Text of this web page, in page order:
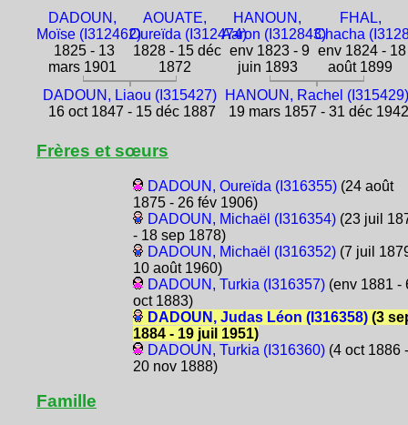
DADOUN,
Moïse (I312462)
1825 - 13
mars 1901
AOUATE,
Oureïda (I312474)
1828 - 15 déc
1872
HANOUN,
Aaron (I312843)
env 1823 - 9
juin 1893
FHAL,
Chacha
env 1824 - 18
août 1899
DADOUN, Liaou (I315427)
16 oct 1847 - 15 déc 1887
HANOUN, Rachel (I315429)
19 mars 1857 - 31 déc 1942
Frères et sœurs
DADOUN, Oureïda (I316355)(24 août
1875 - 26 fév 1906)
DADOUN, Michaël (I316354)(23 juil
- 18 sep 1878)
DADOUN, Michaël (I316352)(7 juil
10 août 1960)
DADOUN, Turkia (I316357)(env 1881 -
oct 1883)
DADOUN, Judas Léon (I316358)(3
1884 - 19 juil 1951)
DADOUN, Turkia (I316360)(4 oct 1886 -
20 nov 1888)
Famille